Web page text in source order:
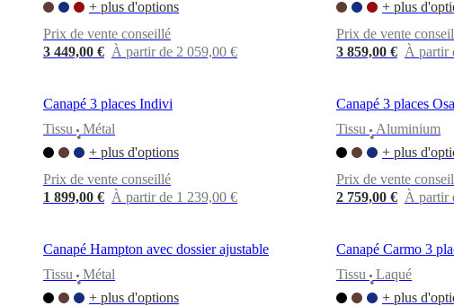
propos
BoConceptValeurs Responsabilité
Savoir-
Rencontre
designersPersonnalisationCarrièresStandards
d’accessibilité Devenir
franchiséProfessionalsTrade
ProgramProjectsArticles
+ plus d'options
Prix de vente conseillé
3 449,00 € À partir de 2 059,00 €
+ plus
Prix de vente
3 859,00 € À partir
Canapé 3 places Indivi
Tissu
•
Métal
+ plus d'options
Prix de vente conseillé
1 899,00 € À partir de 1 239,00 €
Canapé 3 places
Tissu
•
Aluminium
+ plus
Prix de vente
2 759,00 € À partir
Canapé Hampton avec dossier ajustable
Tissu
•
Métal
+ plus d'options
Canapé Carmo 3
Tissu
•
Laqué
+ plus